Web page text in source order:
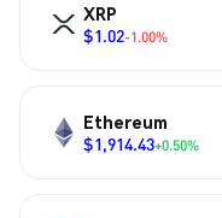
XRP
$1.02-1.00%
Ethereum
$1,914.43+0.50%